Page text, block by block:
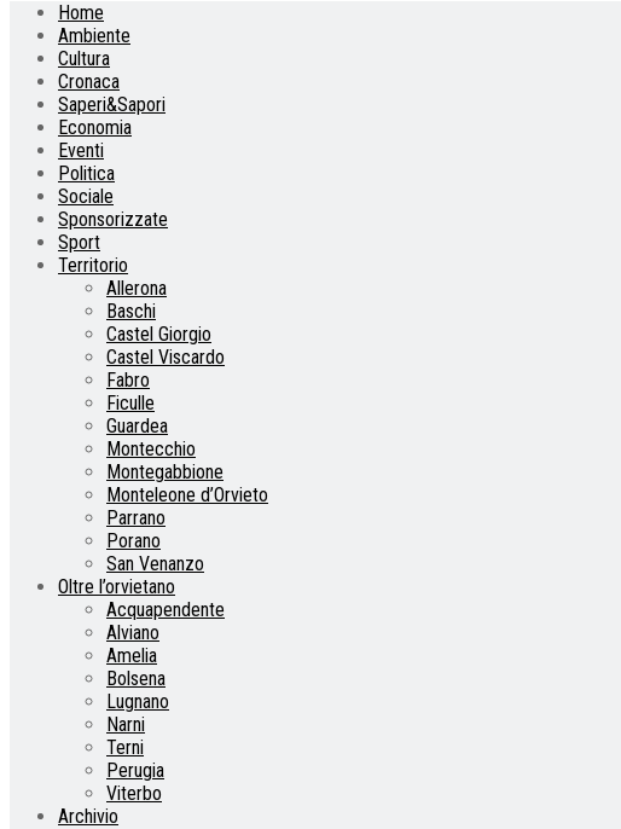
Home
Ambiente
Cultura
Cronaca
Saperi&Sapori
Economia
Eventi
Politica
Sociale
Sponsorizzate
Sport
Territorio
Allerona
Baschi
Castel Giorgio
Castel Viscardo
Fabro
Ficulle
Guardea
Montecchio
Montegabbione
Monteleone d’Orvieto
Parrano
Porano
San Venanzo
Oltre l’orvietano
Acquapendente
Alviano
Amelia
Bolsena
Lugnano
Narni
Terni
Perugia
Viterbo
Archivio